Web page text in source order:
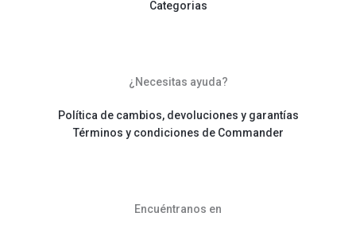
Categorias
¿Necesitas ayuda?
Política de cambios, devoluciones y garantías
Términos y condiciones de Commander
Encuéntranos en